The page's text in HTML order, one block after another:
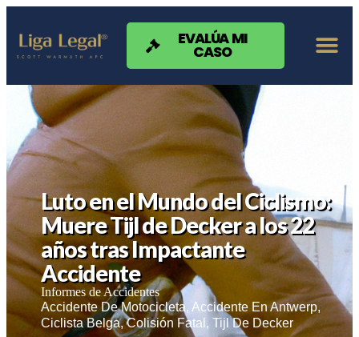
Nota:
sitio
web
sistema
accesibilidad.
EVALÚA MI
CASO
Luto en el Mundo del Ciclismo:
Muere Tijl de Decker a los 22
años tras Impactante
Accidente
Informes de Accidentes
Accidente De Motocicleta,Accidente En Antwerp,
Ciclista Belga,Colisión Fatal ,Tijl De Decker